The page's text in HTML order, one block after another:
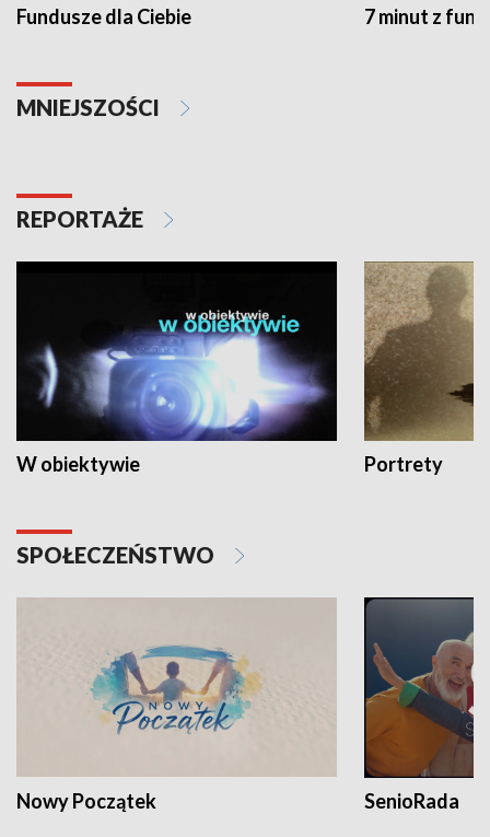
Fundusze dla Ciebie 7 minut z
MNIEJSZOŚCI
REPORTAŻE
W obiektywie Portrety
SPOŁECZEŃSTWO
Nowy Początek SenioRada